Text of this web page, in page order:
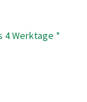
4 Werktage *